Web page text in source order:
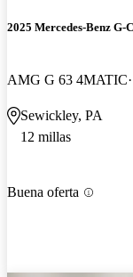
2025 Mercedes-Benz G-
AMG G 63 4MATIC
Sewickley, PA
12 millas
Buena oferta